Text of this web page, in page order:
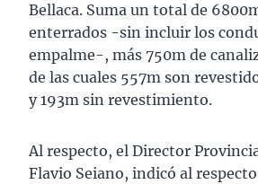
Bellaca. Suma un total de
enterrados -sin incluir los
empalme-, más 750m de
de las cuales 557m son
y 193m sin revestimiento.
Al respecto, el Director
Flavio Seiano, indicó al